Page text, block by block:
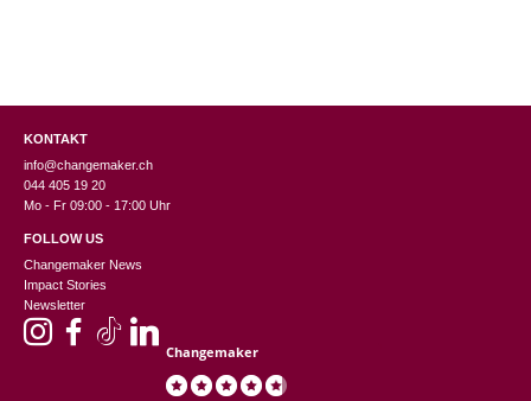
KONTAKT
info@changemaker.ch
044 405 19 20
Mo - Fr 09:00 - 17:00 Uhr
FOLLOW US
Changemaker News
Impact Stories
Newsletter
Changemaker